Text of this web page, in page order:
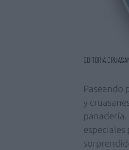
EDITORIA
Paseando
y
especiales